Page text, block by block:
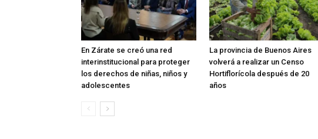
En Zárate se creó una red
interinstitucional para proteger
los derechos de niñas, niños y
adolescentes
La provincia de Buenos Aires
volverá a realizar un Censo
Hortiflorícola después de 20
años